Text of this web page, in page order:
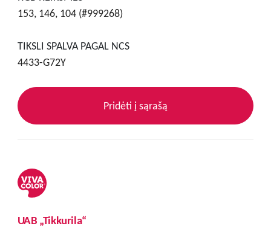
153, 146, 104 (#999268)
TIKSLI SPALVA PAGAL NCS
4433-G72Y
Pridėti į sąrašą
UAB „Tikkurila“